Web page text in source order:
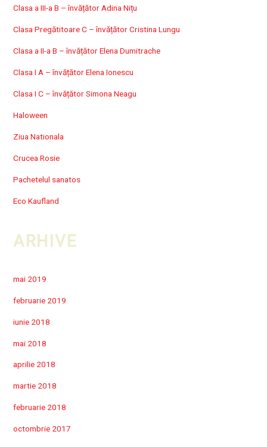
Clasa a III-a B – învățător Adina Nițu
Clasa Pregătitoare C – învățător Cristina Lungu
Clasa a II-a B – învățător Elena Dumitrache
Clasa I A – învățător Elena Ionescu
Clasa I C – învățător Simona Neagu
Haloween
Ziua Nationala
Crucea Rosie
Pachetelul sanatos
Eco Kaufland
ARHIVE
mai 2019
februarie 2019
iunie 2018
mai 2018
aprilie 2018
martie 2018
februarie 2018
octombrie 2017